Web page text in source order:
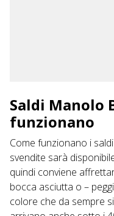
Saldi Manolo
funzionano
Come funzionano i saldi
svendite sarà
quindi conviene
bocca asciutta o –
colore che da sempre